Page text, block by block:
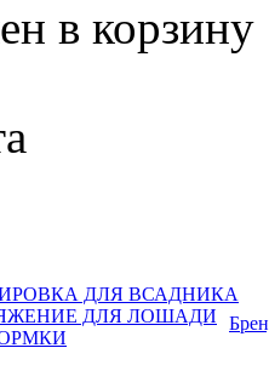
в корзину
ДЛЯ ВСАДНИКА
ДЛЯ ЛОШАДИ